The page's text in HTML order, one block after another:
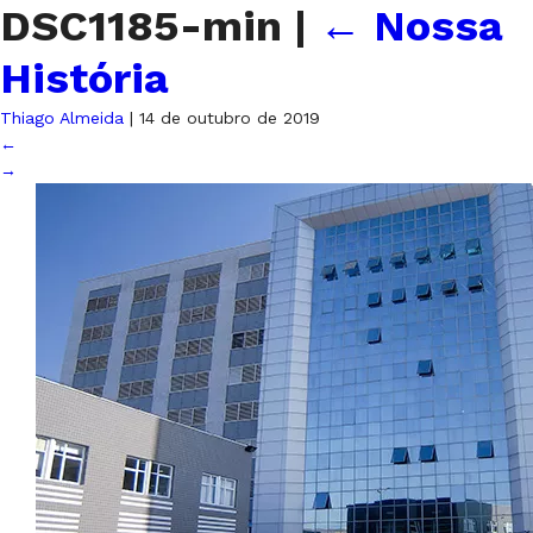
DSC1185-min | ← Nossa
História
Thiago Almeida | 14 de outubro de 2019
←
→